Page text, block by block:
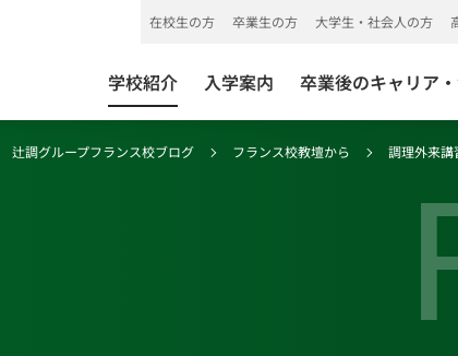
学校紹介 入学案内 卒業後のキャリア
在校生の方 卒業生の方 大学生・社会人の方
辻調グループフランス校ブログ フランス校教壇から 調理外来